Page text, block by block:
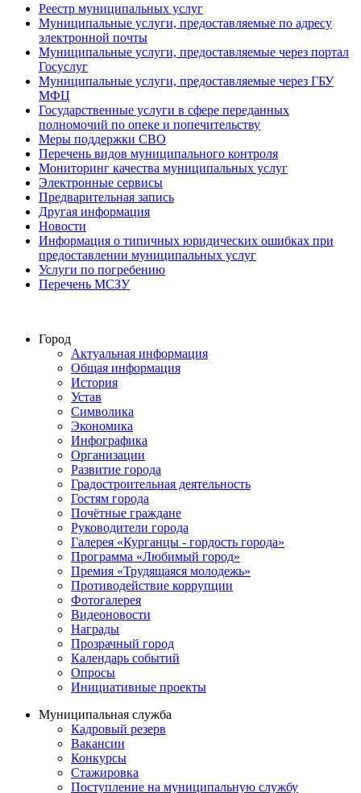
Реестр муниципальных услуг
Муниципальные услуги, предоставляемые по адресу
электронной почты
Муниципальные услуги, предоставляемые через портал
Госуслуг
Муниципальные услуги, предоставляемые через ГБУ
МФЦ
Государственные услуги в сфере переданных
полномочий по опеке и попечительству
Меры поддержки СВО
Перечень видов муниципального контроля
Мониторинг качества муниципальных услуг
Электронные сервисы
Предварительная запись
Другая информация
Новости
Информация о типичных юридических ошибках при
предоставлении муниципальных услуг
Услуги по погребению
Перечень МСЗУ
Город
Актуальная информация
Общая информация
История
Устав
Символика
Экономика
Инфографика
Организации
Развитие города
Градостроительная деятельность
Гостям города
Почётные граждане
Руководители города
Галерея «Курганцы - гордость города»
Программа «Любимый город»
Премия «Трудящаяся молодежь»
Противодействие коррупции
Фотогалерея
Видеоновости
Награды
Прозрачный город
Календарь событий
Опросы
Инициативные проекты
Муниципальная служба
Кадровый резерв
Вакансии
Конкурсы
Стажировка
Поступление на муниципальную службу